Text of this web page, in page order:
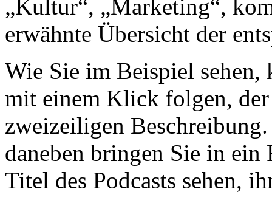
„Kultur“, „Marketing“,
erwähnte Übersicht der
Wie Sie im Beispiel sehen,
mit einem Klick folgen,
zweizeiligen
daneben bringen Sie in ein
Titel des Podcasts sehen,